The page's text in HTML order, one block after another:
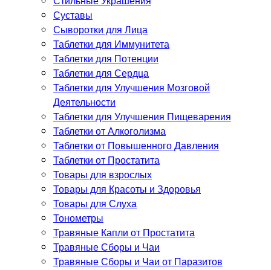
Суставы
Сыворотки для Лица
Таблетки для Иммунитета
Таблетки для Потенции
Таблетки для Сердца
Таблетки для Улучшения Мозговой
Деятельности
Таблетки для Улучшения Пищеварения
Таблетки от Алкоголизма
Таблетки от Повышенного Давления
Таблетки от Простатита
Товары для взрослых
Товары для Красоты и Здоровья
Товары для Слуха
Тонометры
Травяные Капли от Простатита
Травяные Сборы и Чаи
Травяные Сборы и Чаи от Паразитов